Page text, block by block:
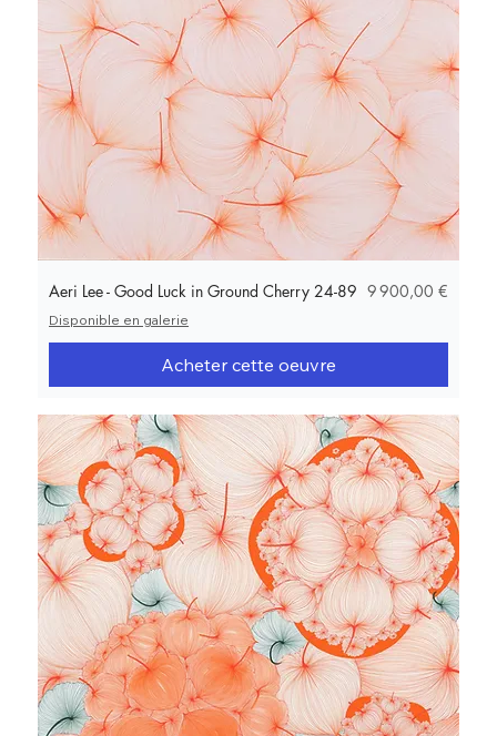
Aeri Lee - Good Luck in Ground Cherry 24-89 Prix
9 900,00 €
Disponible en galerie
Acheter cette oeuvre